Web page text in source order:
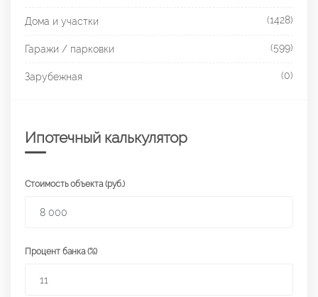
Дома и участки (1428)
Гаражи / парковки (599)
Зарубежная (0)
Ипотечный калькулятор
Стоимость объекта (руб.)
Процент банка (%)